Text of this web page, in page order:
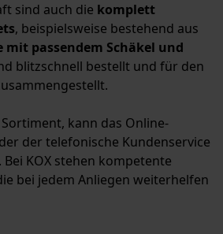
sind auch die komplett
, beispielsweise bestehend aus
mit passendem Schäkel und
blitzschnell bestellt und für den
kann das Online-
der telefonische Kundenservice
KOX stehen kompetente
bei jedem Anliegen weiterhelfen